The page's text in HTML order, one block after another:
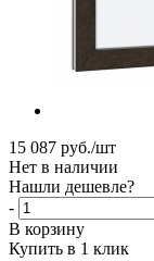
15 087 руб./шт
Нет в наличии
Нашли дешевле?
-
В корзину
Купить в 1 клик